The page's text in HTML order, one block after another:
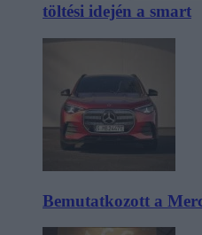
töltési idején a smart
Bemutatkozott a